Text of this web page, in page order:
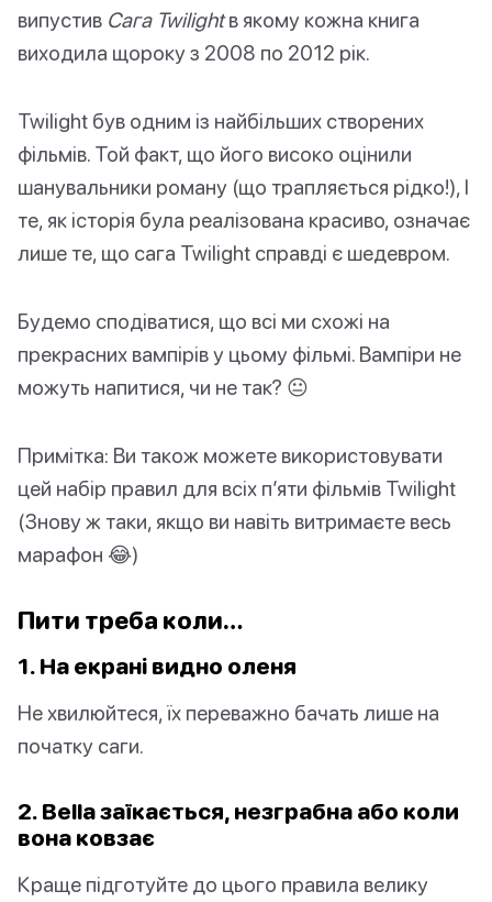
випустив Сага Twilightв якому кожна книга
виходила щороку з 2008 по 2012 рік.
Twilight був одним із найбільших створених
фільмів. Той факт, що його високо оцінили
шанувальники роману (що трапляється рідко!), І
те, як історія була реалізована красиво, означає
лише те, що сага Twilight справді є шедевром.
Будемо сподіватися, що всі ми схожі на
прекрасних вампірів у цьому фільмі. Вампіри не
можуть напитися, чи не так? 😐
Примітка: Ви також можете використовувати
цей набір правил для всіх п’яти фільмів Twilight
(Знову ж таки, якщо ви навіть витримаєте весь
марафон 😂)
Пити треба коли…
1. На екрані видно оленя
Не хвилюйтеся, їх переважно бачать лише на
початку саги.
2. Bella заїкається, незграбна або коли
вона ковзає
Краще підготуйте до цього правила велику